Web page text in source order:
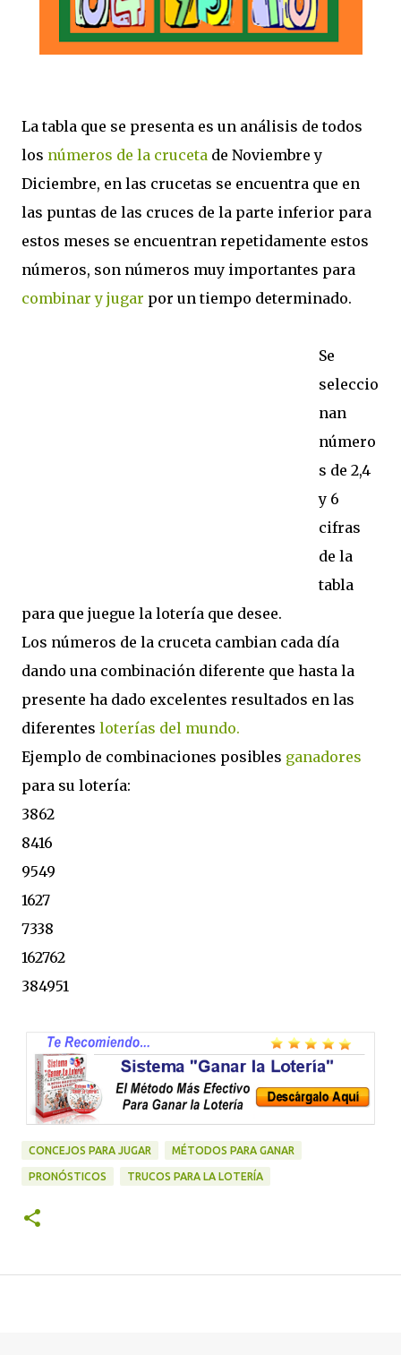
La tabla que se presenta es un análisis de todos
los números de la cruceta de Noviembre y
Diciembre, en las crucetas se encuentra que en
las puntas de las cruces de la parte inferior para
estos meses se encuentran repetidamente estos
números, son números muy importantes para
combinar y jugar por un tiempo determinado.
Se
seleccio
nan
número
s de 2,4
y 6
cifras
de la
tabla
para que juegue la lotería que desee.
Los números de la cruceta cambian cada día
dando una combinación diferente que hasta la
presente ha dado excelentes resultados en las
diferentes loterías del mundo.
Ejemplo de combinaciones posibles ganadores
para su lotería:
3862
8416
9549
1627
7338
162762
384951
CONCEJOS PARA JUGAR MÉTODOS PARA GANAR
PRONÓSTICOS TRUCOS PARA LA LOTERÍA